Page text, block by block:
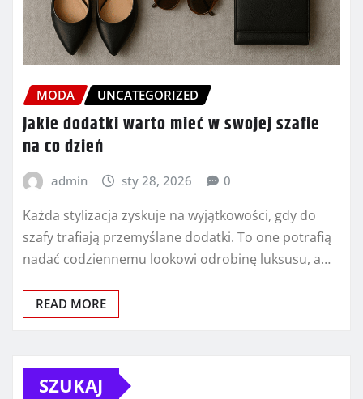
MODA UNCATEGORIZED
Jakie dodatki warto mieć w swojej szafie
na co dzień
admin sty 28, 2026 0
Każda stylizacja zyskuje na wyjątkowości, gdy do
szafy trafiają przemyślane dodatki. To one potrafią
nadać codziennemu lookowi odrobinę luksusu, a…
READ MORE
SZUKAJ